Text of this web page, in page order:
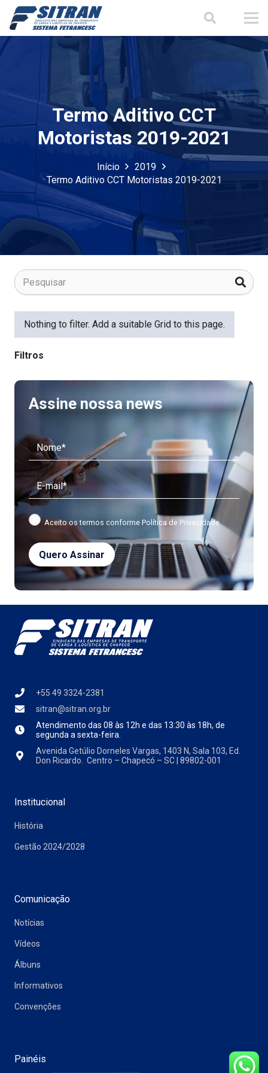
Termo Aditivo CCT
Motoristas 2019-2021
Início
2019
Termo Aditivo CCT Motoristas 2019-2021
Nothing to filter. Add a suitable Grid to this page.
Filtros
Assine nossa news
Aceito os termos conforme Política de Privacidade
+55 49 3324-2381
sitran@sitran.org.br
Atendimento das 08 às 12h e das 13:30 às 18h, de
segunda a sexta-feira.
Avenida Getúlio Dorneles Vargas, 1403 N, Sala 103, Ed.
Don Ricardo. Centro – Chapecó – SC | 89802-001
Institucional
História
Gestão 2024/2028
Comunicação
Notícias
Vídeos
Álbuns
Informativos
Convenções
Painéis